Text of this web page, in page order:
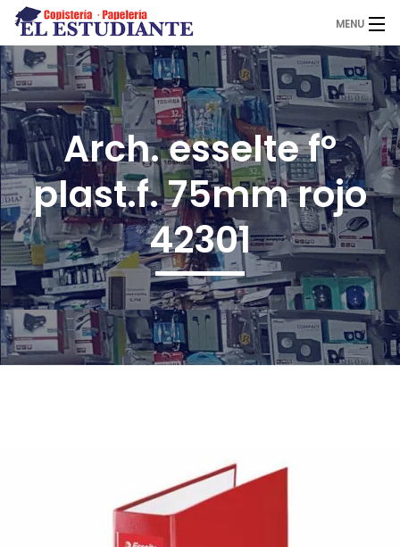
MENU
El Estudiante
Copistería
Papelería
Servicios
Novedades
Arch. esselte fº
plast.f. 75mm rojo
42301